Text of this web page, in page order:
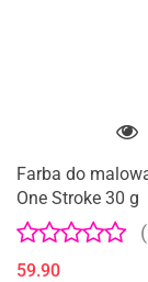
Farba do
One Stroke 30 g
59.90